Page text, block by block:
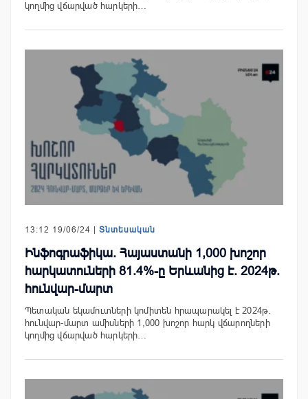
կողմից վճարված հարկերի…
13:12 19/06/24 | Տնտեսական
Ինֆոգրաֆիկա. Հայաստանի 1,000 խոշոր
հարկատուների 81.4%-ը Երևանից է. 2024թ.
հունվար-մարտ
Պետական եկամուտների կոմիտեն հրապարակել է 2024թ.
հունվար-մարտ ամիսների 1,000 խոշոր հարկ վճարողների
կողմից վճարված հարկերի…